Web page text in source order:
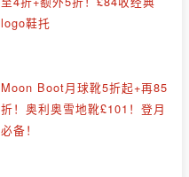
logo鞋托
Moon Boot月球靴5折起+再85
折！奥利奥雪地靴£101！登月
必备！